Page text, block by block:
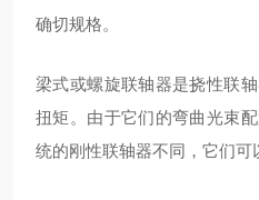
确切规格。
梁式或螺旋联轴器是挠性联
扭矩。由于它们的弯曲光束
统的刚性联轴器不同，它们可